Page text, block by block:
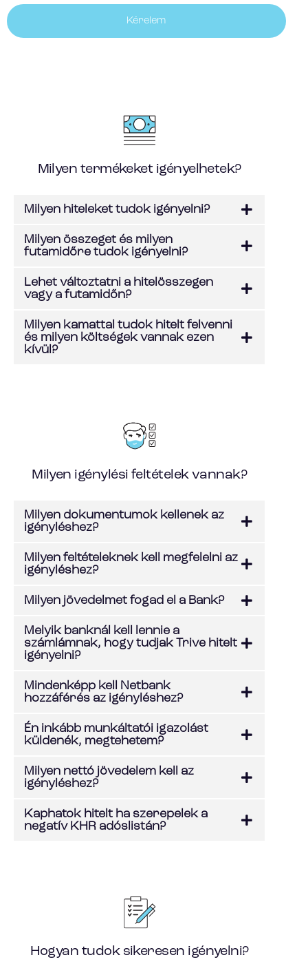
Kérelem
Milyen termékeket igényelhetek?
Milyen hiteleket tudok igényelni?
Milyen összeget és milyen
futamidőre tudok igényelni?
Lehet változtatni a hitelösszegen
vagy a futamidőn?
Milyen kamattal tudok hitelt felvenni
és milyen költségek vannak ezen
kívül?
Milyen igénylési feltételek vannak?
Milyen dokumentumok kellenek az
igényléshez?
Milyen feltételeknek kell megfelelni az
igényléshez?
Milyen jövedelmet fogad el a Bank?
Melyik banknál kell lennie a
számlámnak, hogy tudjak Trive hitelt
igényelni?
Mindenképp kell Netbank
hozzáférés az igényléshez?
Én inkább munkáltatói igazolást
küldenék, megtehetem?
Milyen nettó jövedelem kell az
igényléshez?
Kaphatok hitelt ha szerepelek a
negatív KHR adóslistán?
Hogyan tudok sikeresen igényelni?